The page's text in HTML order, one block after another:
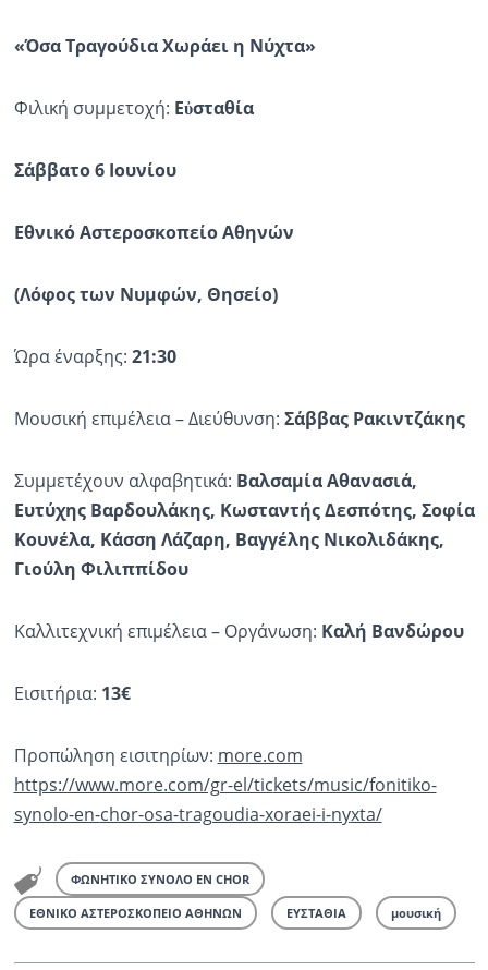
«Όσα Τραγούδια Χωράει η Νύχτα»
Φιλική συμμετοχή: Εὐσταθία
Σάββατο 6 Ιουνίου
Εθνικό Αστεροσκοπείο Αθηνών
(Λόφος των Νυμφών, Θησείο)
Ώρα έναρξης: 21:30
Μουσική επιμέλεια – Διεύθυνση: Σάββας Ρακιντζάκης
Συμμετέχουν αλφαβητικά: Βαλσαμία Αθανασιά,
Ευτύχης Βαρδουλάκης, Κωσταντής Δεσπότης, Σοφία
Κουνέλα, Κάσση Λάζαρη, Βαγγέλης Νικολιδάκης,
Γιούλη Φιλιππίδου
Καλλιτεχνική επιμέλεια – Οργάνωση: Καλή Βανδώρου
Εισιτήρια: 13€
Προπώληση εισιτηρίων: more.com
https://www.more.com/gr-el/tickets/music/fonitiko-
synolo-en-chor-osa-tragoudia-xoraei-i-nyxta/
ΦΩΝΗΤΙΚΟ ΣΥΝΟΛΟ EN CHOR
ΕΘΝΙΚΟ ΑΣΤΕΡΟΣΚΟΠΕΙΟ ΑΘΗΝΩΝ ΕΥΣΤΑΘΙΑ μουσική